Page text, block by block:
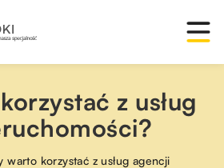
z usług
warto korzystać z usług agencji